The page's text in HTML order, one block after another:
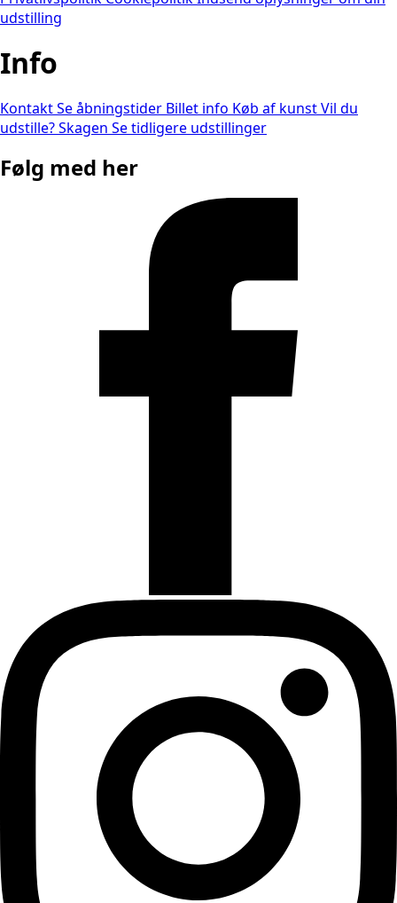
udstilling
Info
KontaktSe åbningstider Billet info Køb af kunstVil du
udstille?Skagen Se tidligere udstillinger
Følg med her